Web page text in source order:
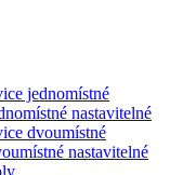
jednomístné
nastavitelné
dvoumístné
nastavitelné